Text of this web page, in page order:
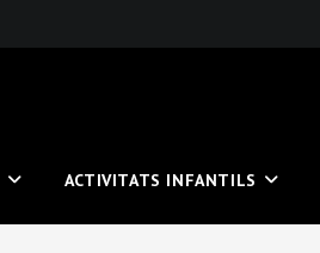
ACTIVITATS INFANTILS